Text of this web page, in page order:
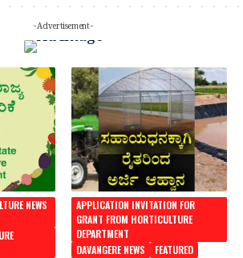
- Advertisement -
NEWS
APPLICATION INVITATION FOR
GRANT FROM HORTICULTURE
DEPARTMENT
DAVANGERE NEWS
FEATURED